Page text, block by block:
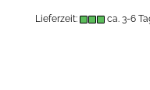
Lieferzeit: ca. 3-6